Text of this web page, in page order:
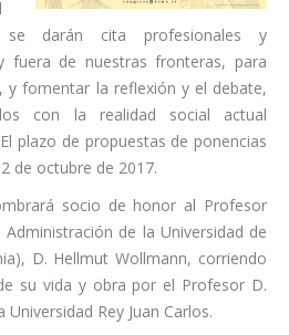
se darán cita profesionales y
fuera de nuestras fronteras, para
y fomentar la reflexión y el debate,
con la realidad social actual
plazo de propuestas de ponencias
de octubre de 2017.
socio de honor al Profesor
de la Universidad de
D. Hellmut Wollmann, corriendo
su vida y obra por el Profesor D.
Rey Juan Carlos.